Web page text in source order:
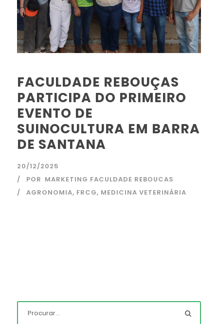
FACULDADE REBOUÇAS
PARTICIPA DO PRIMEIRO
EVENTO DE
SUINOCULTURA EM BARRA
DE SANTANA
20/12/2025
POR MARKETING FACULDADE REBOUCAS
AGRONOMIA, FRCG, MEDICINA VETERINÁRIA